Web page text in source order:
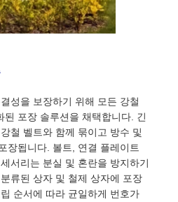
성을 보장하기 위해 모든 강철
된 포장 솔루션을 채택합니다. 긴
철 벨트와 함께 묶이고 방수 및
장됩니다. 볼트, 연결 플레이트
서리는 분실 및 혼란을 방지하기
류된 상자 및 철제 상자에 포장
순서에 따라 균일하게 번호가